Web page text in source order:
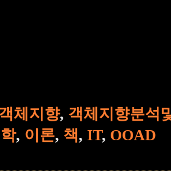
체지향, 객체지향분석
, 이론, 책, IT, OOAD